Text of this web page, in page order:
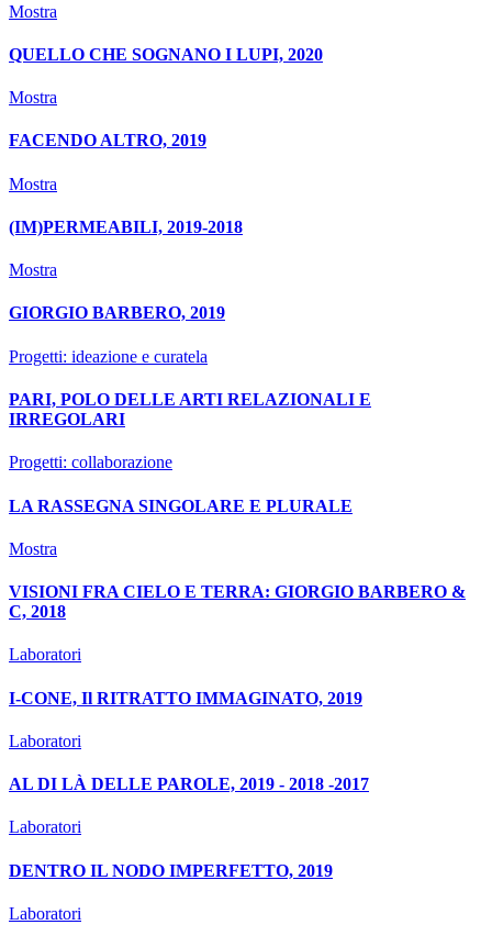
Mostra
QUELLO CHE SOGNANO I LUPI, 2020
Mostra
FACENDO ALTRO, 2019
Mostra
(IM)PERMEABILI, 2019-2018
Mostra
GIORGIO BARBERO, 2019
Progetti: ideazione e curatela
PARI, POLO DELLE ARTI RELAZIONALI E
IRREGOLARI
Progetti: collaborazione
LA RASSEGNA SINGOLARE E PLURALE
Mostra
VISIONI FRA CIELO E TERRA: GIORGIO BARBERO &
C, 2018
Laboratori
I-CONE, Il RITRATTO IMMAGINATO, 2019
Laboratori
AL DI LÀ DELLE PAROLE, 2019 - 2018 -2017
Laboratori
DENTRO IL NODO IMPERFETTO, 2019
Laboratori